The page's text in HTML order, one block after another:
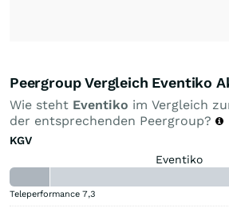
Peergroup Vergleich Eventiko
Wie steht Eventiko im Vergleich
der entsprechenden Peergroup?
KGV
Eventiko
Teleperformance 7,3